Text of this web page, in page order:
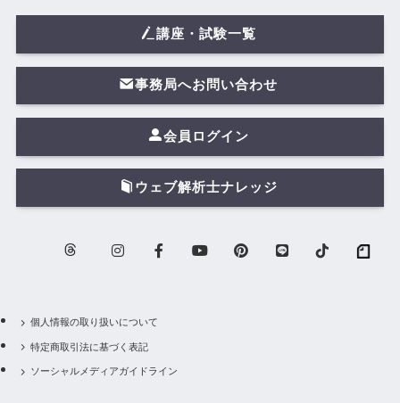
講座・試験一覧
事務局へお問い合わせ
会員ログイン
ウェブ解析士ナレッジ
個人情報の取り扱いについて
特定商取引法に基づく表記
ソーシャルメディアガイドライン